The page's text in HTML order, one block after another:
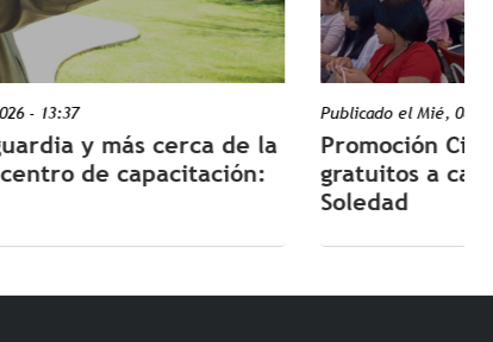
Publicado el
Promoción Ciudadana lleva talleres
gratuitos a campamentos infantiles en